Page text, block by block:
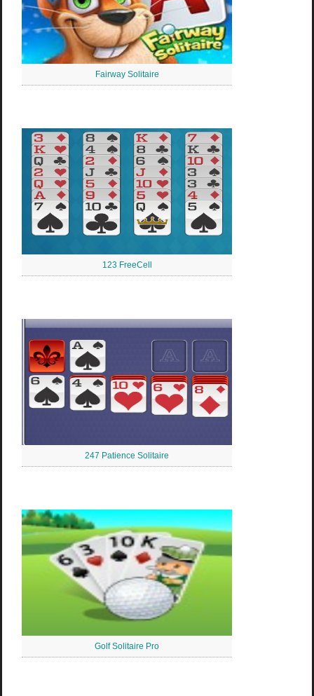
Fairway Solitaire
123 FreeCell
247 Patience Solitaire
Golf Solitaire Pro